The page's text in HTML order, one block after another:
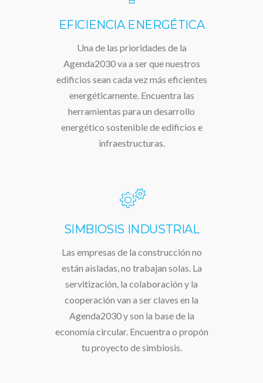
EFICIENCIA ENERGÉTICA
Una de las prioridades de la
Agenda2030 va a ser que nuestros
edificios sean cada vez más eficientes
energéticamente. Encuentra las
herramientas para un desarrollo
energético sostenible de edificios e
infraestructuras.
SIMBIOSIS INDUSTRIAL
Las empresas de la construcción no
están aisladas, no trabajan solas. La
servitización, la colaboración y la
cooperación van a ser claves en la
Agenda2030 y son la base de la
economía circular. Encuentra o propón
tu proyecto de simbiosis.